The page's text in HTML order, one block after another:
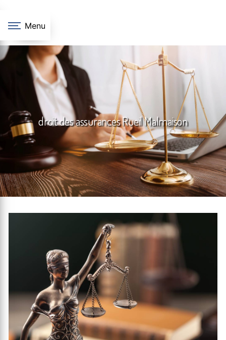
Menu
droit des assurances Rueil Malmaison